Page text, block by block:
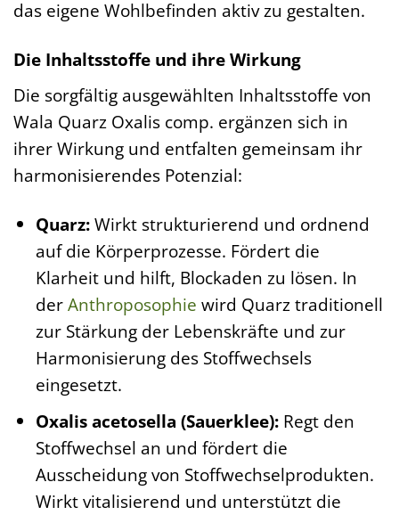
das eigene Wohlbefinden aktiv zu gestalten.
Die Inhaltsstoffe und ihre Wirkung
Die sorgfältig ausgewählten Inhaltsstoffe von
Wala Quarz Oxalis comp. ergänzen sich in
ihrer Wirkung und entfalten gemeinsam ihr
harmonisierendes Potenzial:
Quarz:Wirkt strukturierend und ordnend
auf die Körperprozesse. Fördert die
Klarheit und hilft, Blockaden zu lösen. In
derAnthroposophie wird Quarz traditionell
zur Stärkung der Lebenskräfte und zur
Harmonisierung des Stoffwechsels
eingesetzt.
Oxalis acetosella (Sauerklee):Regt den
Stoffwechsel an und fördert die
Ausscheidung von Stoffwechselprodukten.
Wirkt vitalisierend und unterstützt die